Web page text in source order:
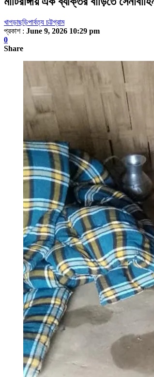
খাগড়াছড়িপার্বত্য চট্টগ্রাম
প্রকাশ : June 9, 2026 10:29 pm
0
Share